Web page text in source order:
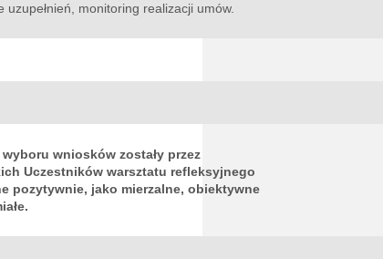
uzupełnień, monitoring realizacji umów.
wniosków zostały przez
Uczestników warsztatu refleksyjnego
pozytywnie, jako mierzalne, obiektywne